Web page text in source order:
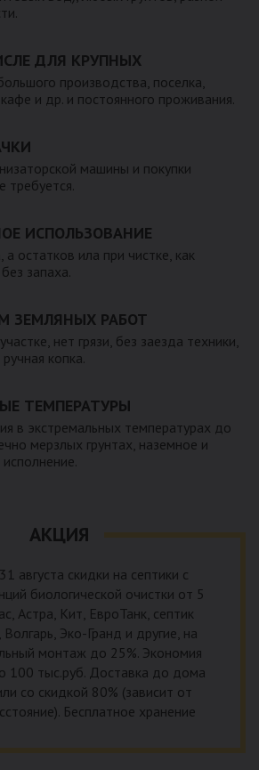
ДЛЯ КРУПНЫХ
производства, поселка,
и др. и постоянного проживания.
машины и покупки
требуется.
ИСПОЛЬЗОВАНИЕ
а остатков ила при чистке, как
запаха.
ЗЕМЛЯНЫХ РАБОТ
нет грязи, без заезда техники,
копка.
ТЕМПЕРАТУРЫ
в экстремальных температурах до
мерзлых грунтах, наземное и
АКЦИЯ
августа скидки на септики с
биологической очистки от 5
Астра, Кит, ЕвроТанк, септик
Волгарь, Эко-Гранд и другие, на
монтаж до 25%. Экономия
100 тыс.руб. Доставка до дома
со скидкой 80% (зависит от
Бесплатное хранение